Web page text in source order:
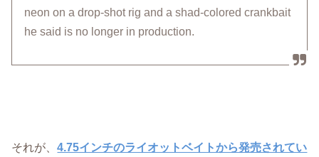
neon on a drop-shot rig and a shad-colored crankbait
he said is no longer in production.
それが、4.75インチのライオットベイトから発売されてい